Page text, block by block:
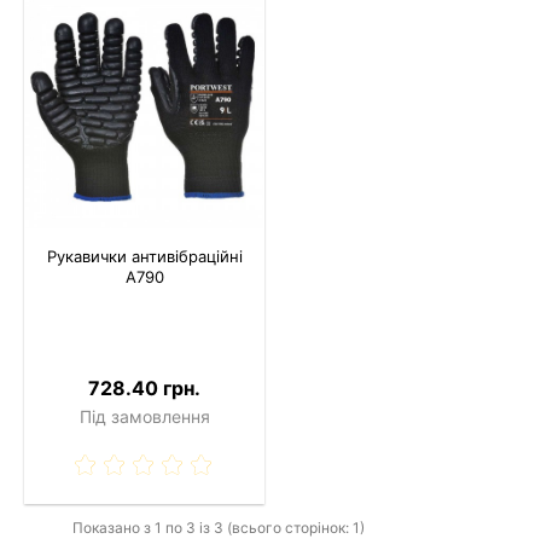
Рукавички антивібраційні
A790
728.40 грн.
Під замовлення
Показано з 1 по 3 із 3 (всього сторінок: 1)